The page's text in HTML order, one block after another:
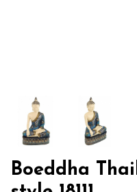
Boeddha